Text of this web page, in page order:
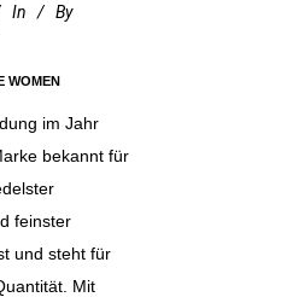
In
By
WOMEN
im Jahr
bekannt für
feinster
und steht für
Mit